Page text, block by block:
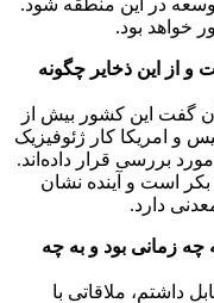
در این منطقه شود.
خواهد بود.
از این ذخایر چگونه
گفت این کشور بیش از
و امریکا کار ژئوفیزیک
بررسی قرار داده‌اند.
است و آینده نشان
دارد.
چه زمانی بود و به چه
که در سال‌های ۹۴ و ۹۵ به کابل داشتم، ملاقاتی با